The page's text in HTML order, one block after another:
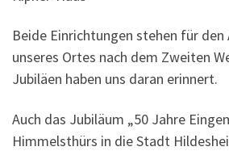
Beide Einrichtungen stehen für den
unseres Ortes nach dem Zweiten
Jubiläen haben uns daran erinnert.
Auch das Jubiläum „50 Jahre
Himmelsthürs in die Stadt